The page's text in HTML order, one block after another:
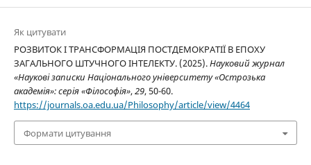
Як цитувати
РОЗВИТОК І ТРАНСФОРМАЦІЯ ПОСТДЕМОКРАТІЇ В ЕПОХУ
ЗАГАЛЬНОГО ШТУЧНОГО ІНТЕЛЕКТУ. (2025).Науковий журнал
«Наукові записки Національного університету «Острозька
академія»: серія «Філософія»,29, 50-60.
https://journals.oa.edu.ua/Philosophy/article/view/4464
Формати цитування